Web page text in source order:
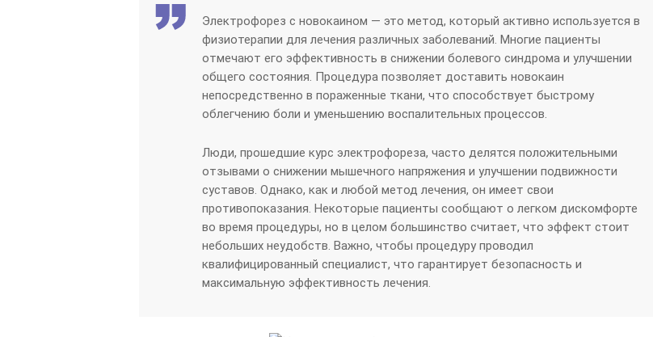
Электрофорез с новокаином — это метод, который активно используется в
физиотерапии для лечения различных заболеваний. Многие пациенты
отмечают его эффективность в снижении болевого синдрома и улучшении
общего состояния. Процедура позволяет доставить новокаин
непосредственно в пораженные ткани, что способствует быстрому
облегчению боли и уменьшению воспалительных процессов.
Люди, прошедшие курс электрофореза, часто делятся положительными
отзывами о снижении мышечного напряжения и улучшении подвижности
суставов. Однако, как и любой метод лечения, он имеет свои
противопоказания. Некоторые пациенты сообщают о легком дискомфорте
во время процедуры, но в целом большинство считает, что эффект стоит
небольших неудобств. Важно, чтобы процедуру проводил
квалифицированный специалист, что гарантирует безопасность и
максимальную эффективность лечения.